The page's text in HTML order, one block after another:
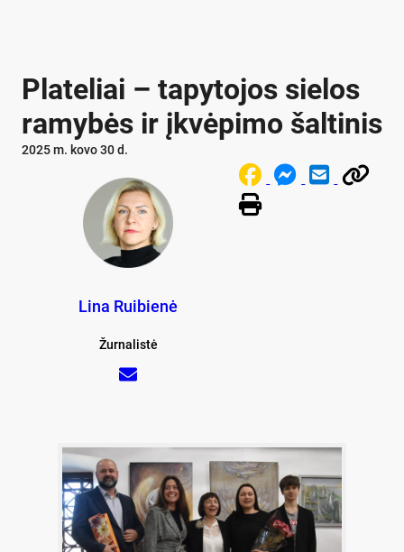
Plateliai – tapytojos sielos
ramybės ir įkvėpimo šaltinis
2025 m. kovo 30 d.
Lina Ruibienė
Žurnalistė